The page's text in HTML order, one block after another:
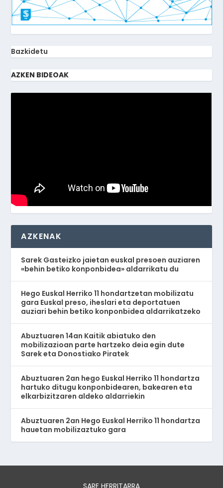
Bazkidetu
AZKEN BIDEOAK
AZKENAK
Sarek Gasteizko jaietan euskal presoen auziaren
«behin betiko konponbidea» aldarrikatu du
Hego Euskal Herriko 11 hondartzetan mobilizatu
gara Euskal preso, iheslari eta deportatuen
auziari behin betiko konponbidea aldarrikatzeko
Abuztuaren 14an Kaitik abiatuko den
mobilizazioan parte hartzeko deia egin dute
Sarek eta Donostiako Piratek
Abuztuaren 2an hego Euskal Herriko 11 hondartza
hartuko ditugu konponbidearen, bakearen eta
elkarbizitzaren aldeko aldarriekin
Abuztuaren 2an Hego Euskal Herriko 11 hondartza
hauetan mobilizaztuko gara